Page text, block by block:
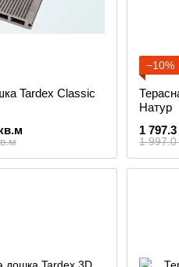
Tardex Classic
−10%
Натур
1 997.0
1